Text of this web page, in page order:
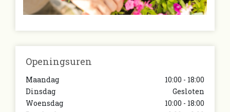
Openingsuren
Maandag
10:00 - 18:00
Dinsdag
Gesloten
Woensdag
10:00 - 18:00